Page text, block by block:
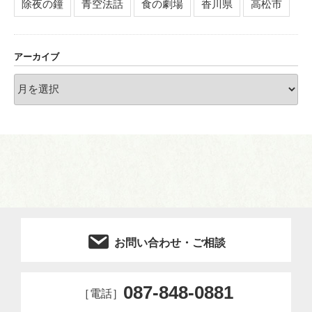
除夜の鐘 青空法話 食の劇場 香川県 高松市
アーカイブ
ー
お問い合わせ・ご相談
［電話］ 087-848-0881